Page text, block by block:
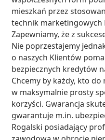
mieszkań przez
technik marketingowych
Zapewniamy, że z
Nie poprzestajemy
o naszych Klientów
bezpiecznych kredytów
Chcemy by każdy, kto do
w maksymalnie prosty
korzyści. Gwarancja
gwarantuje m.in.
Rogalski posiadający